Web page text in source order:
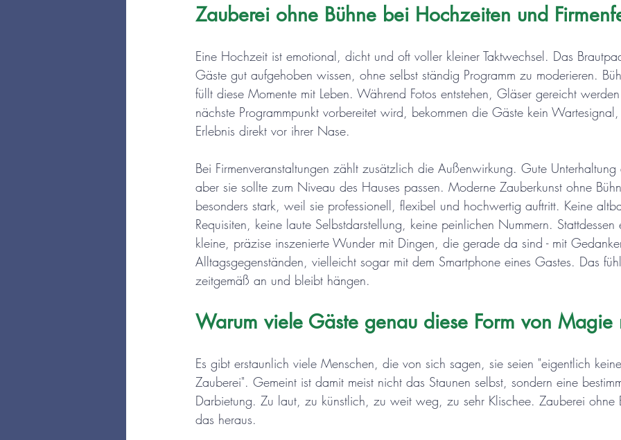
Zauberei ohne Bühne bei Hochzeiten und
Eine Hochzeit ist emotional, dicht und oft voller kleiner Taktwechsel. Das
Gäste gut aufgehoben wissen, ohne selbst ständig Programm zu moderieren.
füllt diese Momente mit Leben. Während Fotos entstehen, Gläser gereicht
nächste Programmpunkt vorbereitet wird, bekommen die Gäste kein
Erlebnis direkt vor ihrer Nase.
Bei Firmenveranstaltungen zählt zusätzlich die Außenwirkung. Gute Unterhaltung
aber sie sollte zum Niveau des Hauses passen. Moderne Zauberkunst ohne
besonders stark, weil sie professionell, flexibel und hochwertig auftritt. Keine
Requisiten, keine laute Selbstdarstellung, keine peinlichen Nummern. Stattdessen
kleine, präzise inszenierte Wunder mit Dingen, die gerade da sind - mit
Alltagsgegenständen, vielleicht sogar mit dem Smartphone eines Gastes. Das
zeitgemäß an und bleibt hängen.
Warum viele Gäste genau diese Form von Magie
Es gibt erstaunlich viele Menschen, die von sich sagen, sie seien "eigentlich
Zauberei". Gemeint ist damit meist nicht das Staunen selbst, sondern eine
Darbietung. Zu laut, zu künstlich, zu weit weg, zu sehr Klischee. Zauberei ohne
das heraus.